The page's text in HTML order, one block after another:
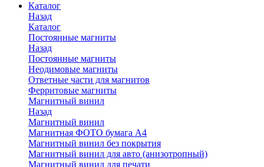
Каталог
Назад
Каталог
Постоянные магниты
Назад
Постоянные магниты
Неодимовые магниты
Ответные части для магнитов
Ферритовые магниты
Магнитный винил
Назад
Магнитный винил
Магнитная ФОТО бумага А4
Магнитный винил без покрытия
Магнитный винил для авто (анизотропный)
Магнитный винил для печати